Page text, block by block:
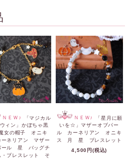
ＮＥＷ♪
「マジカル
ィン」かぼちゃ黒
女の帽子 オニキ
ネリアン マザー
ール 星 バッグチ
・ブレスレット そ
ＮＥＷ♪
「星月に願
いを☆」マザーオブパー
ル カーネリアン オニキ
ス 月 星 ブレスレット
4,500円(税込)